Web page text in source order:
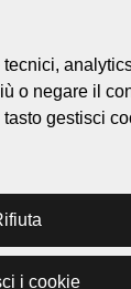
Homepage
Mappa
Storie
o negare il
gestisci
i cookie